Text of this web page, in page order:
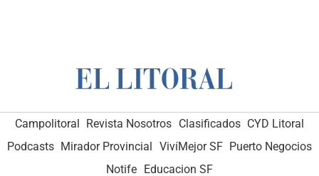
Campolitoral Revista Nosotros Clasificados CYD Litoral
Podcasts Mirador Provincial VivíMejor SF Puerto Negocios
Notife Educacion SF